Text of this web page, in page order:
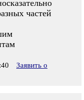
частей
Заявить о